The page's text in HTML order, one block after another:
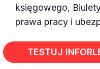
księgowego,
prawa pracy i
TESTUJ